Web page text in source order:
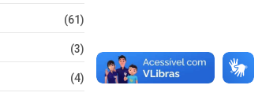
(61)
(3)
(4)